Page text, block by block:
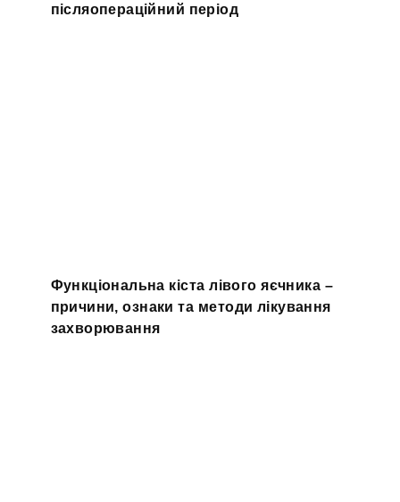
післяопераційний період
Функціональна кіста лівого яєчника –
причини, ознаки та методи лікування
захворювання